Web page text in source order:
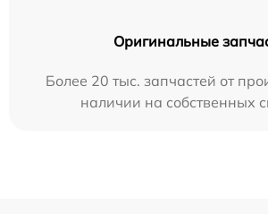
Оригинальные
Более 20 тыс. запчастей от
наличии на собственных